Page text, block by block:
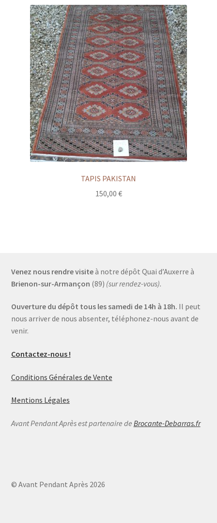
TAPIS PAKISTAN
150,00 €
Venez nous rendre visiteà notre dépôt Quai d’Auxerre à
Brienon-sur-Armançon (89) (sur rendez-vous).
Ouverture du dépôt tous les samedi de 14h à 18h. Il peut
nous arriver de nous absenter, téléphonez-nous avant de
venir.
Contactez-nous !
Conditions Générales de Vente
Mentions Légales
Avant Pendant Après est partenaire de Brocante-Debarras.fr
© Avant Pendant Après 2026